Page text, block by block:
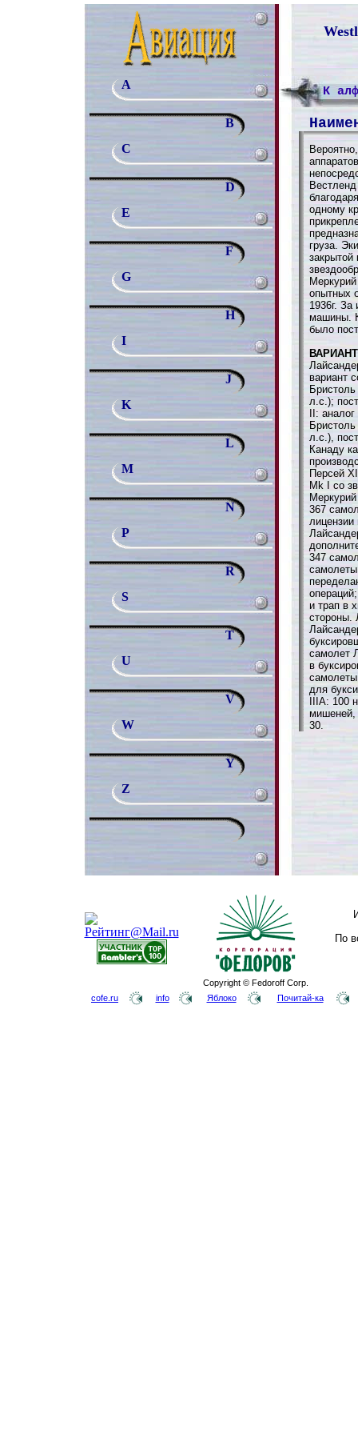
A
B
C
D
E
F
G
H
I
J
K
L
M
N
P
R
S
T
U
V
W
Y
Z
К
одному
груза.
опытных
1936г. За
машины.
было
вариант
л.с.);
II:
л.с.),
Канаду
Персей
Mk I со
367
347
и трап в
стороны.
самолет
в
для
IIIA: 100
мишеней,
30.
Copyright © Fedoroff Corp.
По
cofe.ru info Яблоко Почитай-ка